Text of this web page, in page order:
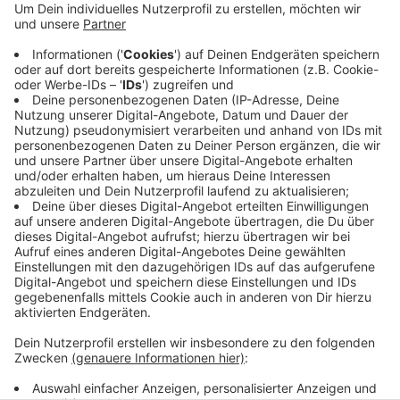
Polizei mit einem Infostand. Den hat sie um 14:00
17:00 Uhr gibt sie Tipps, wie man mit einfachen
Mitteln die Sichtbarkeit erhöht: zum Beispiel durch
helle Kleidung und Reflektoren. Die Kolleginnen und
Kollegen der Verkehrsunfallprävention stehen für
Fragen und Gespräche bereit.
Veröffentlicht:Montag, 13.11.2023 14:06
Anzeige
Anzeige